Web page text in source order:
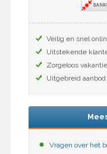
Veilig en snel
Uitstekende
Zorgeloos
Uitgebreid
Vragen over het